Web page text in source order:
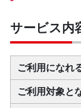
サービス内
ご利用になれ
ご利用対象と